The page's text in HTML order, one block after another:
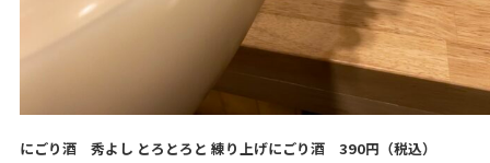
にごり酒 秀よし とろとろと 練り上げにごり酒 390円（税込）